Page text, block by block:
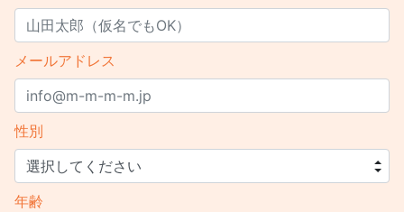
メールアドレス
性別
年齢